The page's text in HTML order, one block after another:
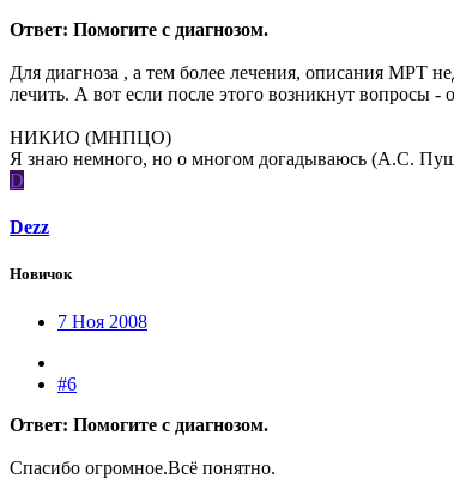
Ответ: Помогите с диагнозом.
Для диагноза , а тем более лечения, описания МРТ
лечить. А вот если после этого возникнут вопросы -
НИКИО (МНПЦО)
Я знаю немного, но о многом догадываюсь (А.С.
D
Dezz
Новичок
7 Ноя 2008
#6
Ответ: Помогите с диагнозом.
Спасибо огромное.Всё понятно.